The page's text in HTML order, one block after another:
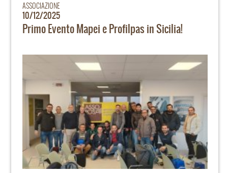
ASSOCIAZIONE
10/12/2025
Primo Evento Mapei e Profilpas in Sicilia!